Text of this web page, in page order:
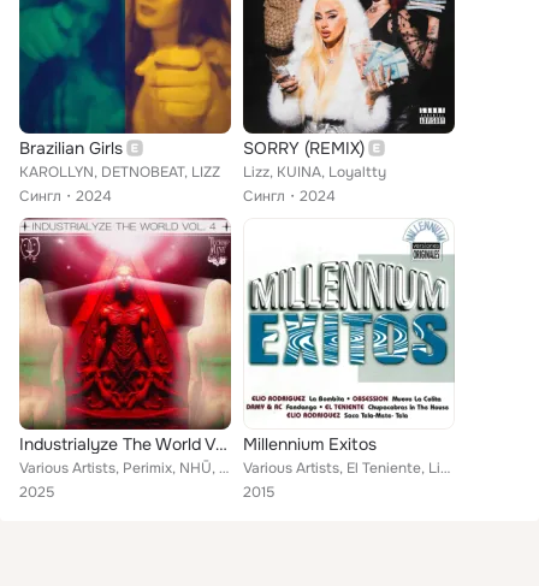
Brazilian Girls
KAROLLYN, DETNOBEAT, LIZZ
Сингл
2024
SORRY (REMIX)
Lizz, KUINA, Loyaltty
Сингл
2024
Industrialyze The World Vol.4
Various Artists, Perimix, NHŪ, RemPhase, Not Your Mind, Cosmic Assault, Lucas Jaaber, Gabriele De Maria, MGS, Enrico Curti, THE ...
2025
Millennium Exitos
Various Artists, El Teniente, Lizz, Damy & Ac, Elio Rodriguez, Obsession
2015